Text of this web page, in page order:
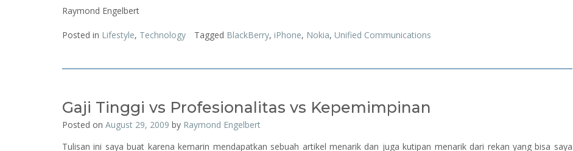
Raymond Engelbert
Posted in Lifestyle, Technology Tagged BlackBerry, iPhone, Nokia, Unified Communications
Gaji Tinggi vs Profesionalitas vs Kepemimpinan
Posted on August 29, 2009 by Raymond Engelbert
Tulisan ini saya buat karena kemarin mendapatkan sebuah artikel menarik dan juga kutipan menarik dari rekan yang bisa saya